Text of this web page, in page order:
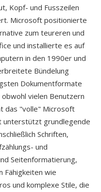
Kopf- und Fusszeilen
Microsoft positionierte
zum teureren und
und installierte es auf
in den 1990er und
Bündelung
Dokumentformate
vielen Benutzern
das "volle" Microsoft
unterstützt grundlegende
Schriften,
und
Seitenformatierung,
wie
und komplexe Stile, die